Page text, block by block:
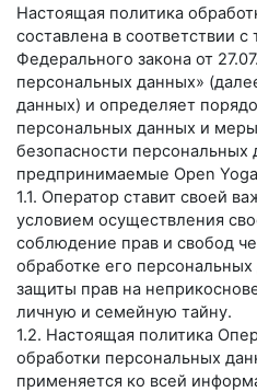
Настоящая политика
составлена в соответствии
Федерального закона от
персональных данных»
данных) и определяет
персональных данных и
безопасности персональных
предпринимаемые Open Yoga
1.1. Оператор ставит своей
условием осуществления
соблюдение прав и свобод
обработке его
защиты прав на
личную и семейную тайну.
1.2. Настоящая политика
обработки персональных
применяется ко всей